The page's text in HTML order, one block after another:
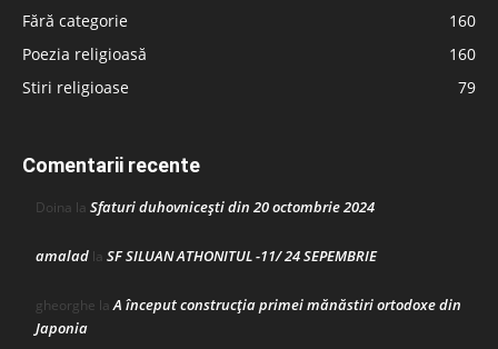
Fără categorie
160
Poezia religioasă
160
Stiri religioase
79
Comentarii recente
Doina la Sfaturi duhovnicești din 20 octombrie 2024
amalad la SF SILUAN ATHONITUL -11/ 24 SEPEMBRIE
gheorghe laA început construcţia primei mănăstiri ortodoxe din
Japonia